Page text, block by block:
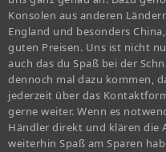
Konsolen aus anderen
England und besonders
guten Preisen. Uns ist nicht
auch das du Spaß bei der
dennoch mal dazu kommen,
jederzeit über das
gerne weiter. Wenn es
Händler direkt und klären die
weiterhin Spaß am Sparen